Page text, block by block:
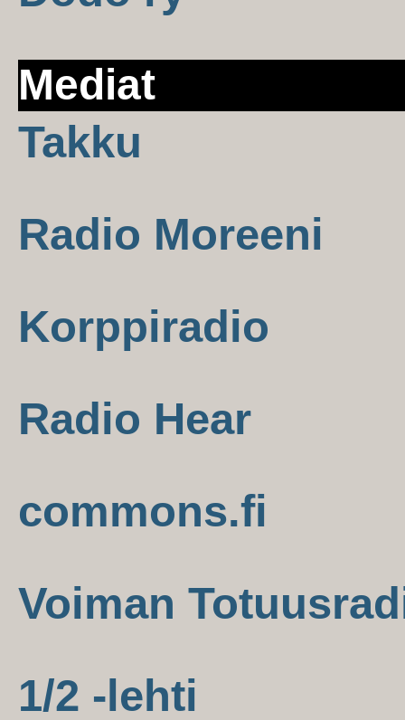
Mediat
Takku
Radio Moreeni
Korppiradio
Radio Hear
commons.fi
Voiman
1/2 -lehti